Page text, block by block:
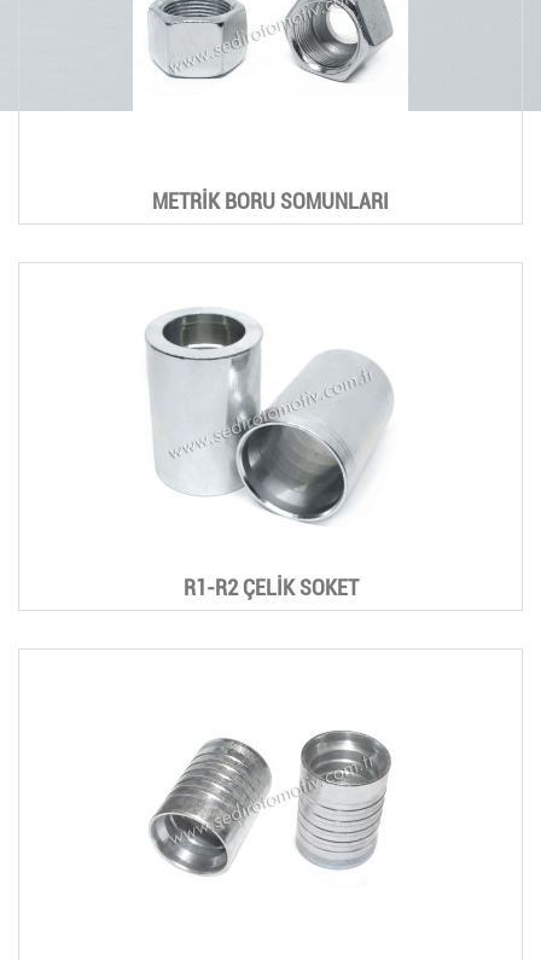
METRİK BORU SOMUNLARI
R1-R2 ÇELİK SOKET